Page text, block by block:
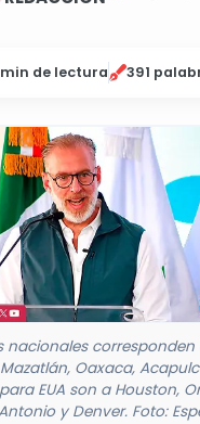
de lectura 391
nacionales
Oaxaca,
EUA son a Houston,
y Denver. Foto: